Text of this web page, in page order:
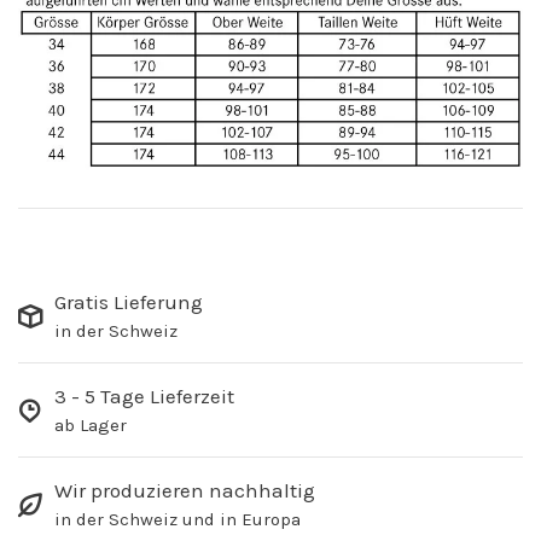
Gratis Lieferung
in der Schweiz
3 - 5 Tage Lieferzeit
ab Lager
Wir produzieren nachhaltig
in der Schweiz und in Europa